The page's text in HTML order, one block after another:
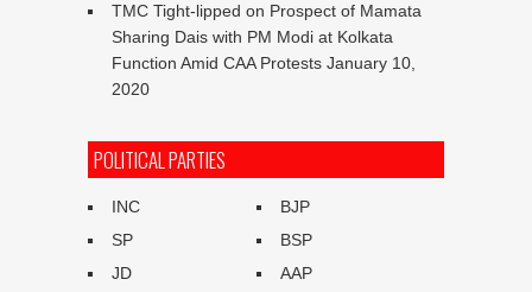
TMC Tight-lipped on Prospect of Mamata
Sharing Dais with PM Modi at Kolkata
Function Amid CAA Protests January 10,
2020
POLITICAL PARTIES
INC
BJP
SP
BSP
JD
AAP